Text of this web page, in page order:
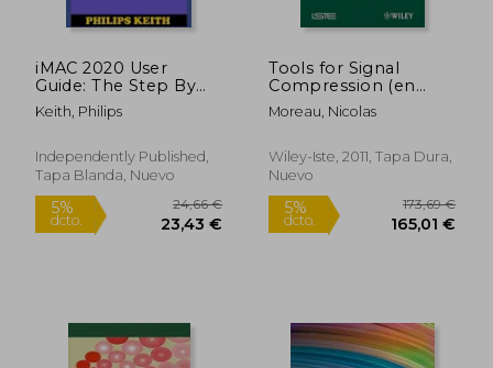
5% 109,37 € 5%
iMAC 2020 User
Guide: The Step By
Step Instruction
Manual For Beginners
Effectively Operate
And Setup The New
Inglés)
Keith, Philips
Independently Published,
Tapa Blanda, Nuevo
Tools for Signal
Compression (en
Inglés)
Moreau, Nicolas
Wiley-Iste, 2011, Tapa Dura,
Nuevo